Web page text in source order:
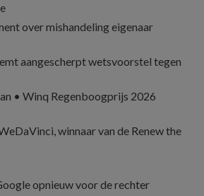
over mishandeling eigenaar
aangescherpt wetsvoorstel tegen
• Winq Regenboogprijs 2026
winnaar van de Renew the
opnieuw voor de rechter